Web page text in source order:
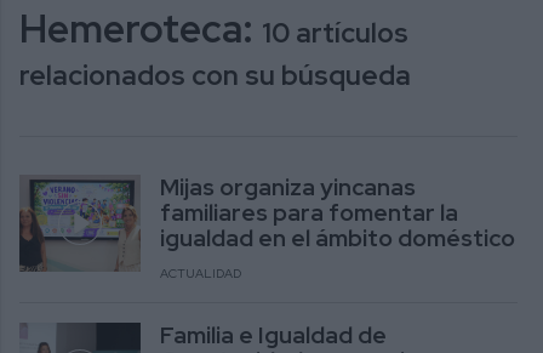
Hemeroteca: 10 artículos
relacionados con su búsqueda
Mijas organiza yincanas
familiares para fomentar la
igualdad en el ámbito doméstico
ACTUALIDAD
Familia e Igualdad de